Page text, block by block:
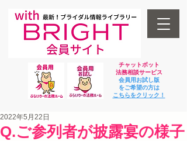
チャットボット
法務相談サービス
会員用お試し版
をご希望の方は
​こちらをクリック！
Q.ご参列者が披露宴の様子
2022年5月22日